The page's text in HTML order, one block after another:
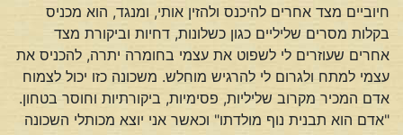
חיוביים מצד אחרים להיכנס ולהזין אותי, ומנגד, הוא מכניס
בקלות מסרים שליליים כגון כשלונות, דחיות וביקורת מצד
אחרים שעוזרים לי לשפוט את עצמי בחומרה יתרה, להכניס את
עצמי למתח ולגרום לי להרגיש מוחלש. משכונה כזו יכול לצמוח
אדם המכיר מקרוב שליליות, פסימיות, ביקורתיות וחוסר בטחון.
"אדם הוא תבנית נוף מולדתו" וכאשר אני יוצא מכותלי השכונה